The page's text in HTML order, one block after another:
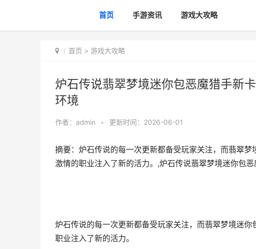
首页 手游资讯 游戏大攻略
首页 > 游戏大攻略
炉石传说翡翠梦境迷你包恶魔猎手新
环境
作者： admin • 更新时间：2026-06-01
摘要：炉石传说的每一次更新都备受玩家关注，而翡翠
激情的职业注入了新的活力。,炉石传说翡翠梦境迷你包
炉石传说的每一次更新都备受玩家关注，而翡翠梦境迷
职业注入了新的活力。